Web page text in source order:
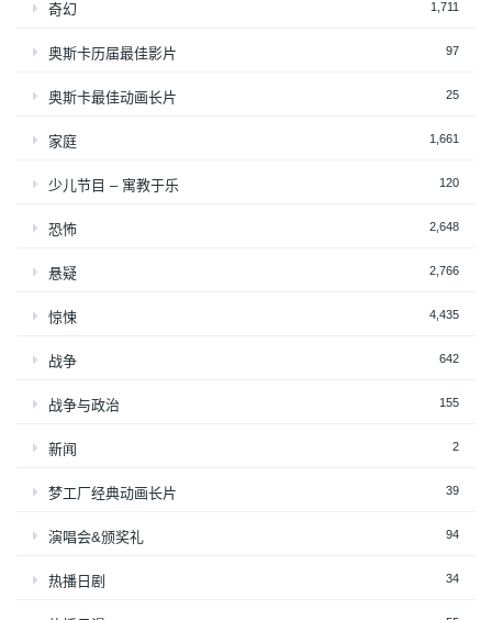
奇幻 1,711
奥斯卡历届最佳影片 97
奥斯卡最佳动画长片 25
家庭 1,661
少儿节目 – 寓教于乐 120
恐怖 2,648
悬疑 2,766
惊悚 4,435
战争 642
战争与政治 155
新闻 2
梦工厂经典动画长片 39
演唱会&颁奖礼 94
热播日剧 34